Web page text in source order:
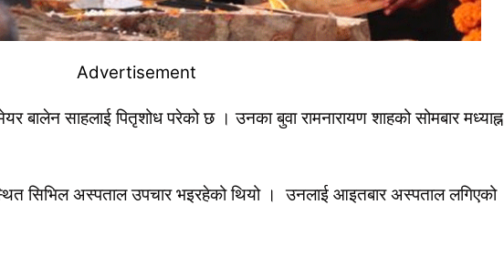
बालेन साहलाई पितृशोध परेको छ । उनका बुवा रामनारायण शाहको सोमबार मध्याह्न
सिभिल अस्पताल उपचार भइरहेको थियो । उनलाई आइतबार अस्पताल लगिएको